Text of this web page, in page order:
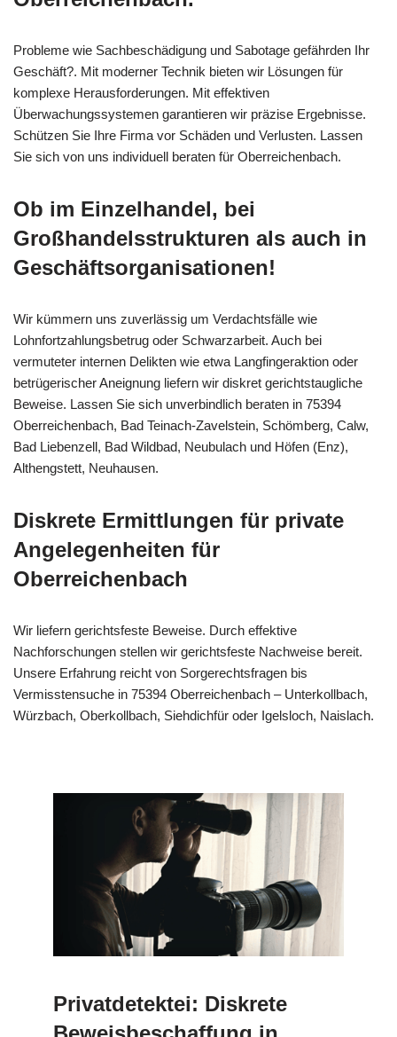
Probleme wie Sachbeschädigung und Sabotage gefährden Ihr
Geschäft?. Mit moderner Technik bieten wir Lösungen für
komplexe Herausforderungen. Mit effektiven
Überwachungssystemen garantieren wir präzise Ergebnisse.
Schützen Sie Ihre Firma vor Schäden und Verlusten. Lassen
Sie sich von uns individuell beraten für Oberreichenbach.
Ob im Einzelhandel, bei
Großhandelsstrukturen als auch in
Geschäftsorganisationen!
Wir kümmern uns zuverlässig um Verdachtsfälle wie
Lohnfortzahlungsbetrug oder Schwarzarbeit. Auch bei
vermuteter internen Delikten wie etwa Langfingeraktion oder
betrügerischer Aneignung liefern wir diskret gerichtstaugliche
Beweise. Lassen Sie sich unverbindlich beraten in 75394
Oberreichenbach, Bad Teinach-Zavelstein, Schömberg, Calw,
Bad Liebenzell, Bad Wildbad, Neubulach und Höfen (Enz),
Althengstett, Neuhausen.
Diskrete Ermittlungen für private
Angelegenheiten für
Oberreichenbach
Wir liefern gerichtsfeste Beweise. Durch effektive
Nachforschungen stellen wir gerichtsfeste Nachweise bereit.
Unsere Erfahrung reicht von Sorgerechtsfragen bis
Vermisstensuche in 75394 Oberreichenbach – Unterkollbach,
Würzbach, Oberkollbach, Siehdichfür oder Igelsloch, Naislach.
Privatdetektei: Diskrete